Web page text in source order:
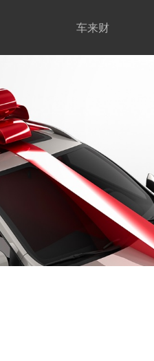
车来财